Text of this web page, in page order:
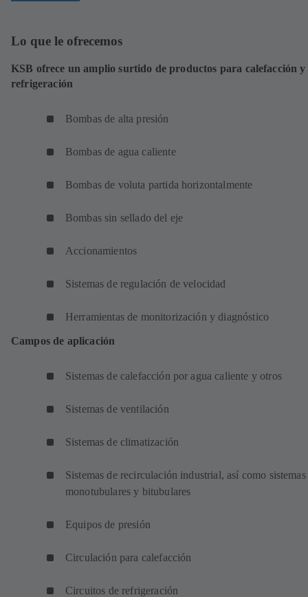
Lo que le ofrecemos
KSB ofrece un amplio surtido de productos para calefacción y
refrigeración
Bombas de alta presión
Bombas de agua caliente
Bombas de voluta partida horizontalmente
Bombas sin sellado del eje
Accionamientos
Sistemas de regulación de velocidad
Herramientas de monitorización y diagnóstico
Campos de aplicación
Sistemas de calefacción por agua caliente y otros
Sistemas de ventilación
Sistemas de climatización
Sistemas de recirculación industrial, así como sistemas
monotubulares y bitubulares
Equipos de presión
Circulación para calefacción
Circuitos de refrigeración